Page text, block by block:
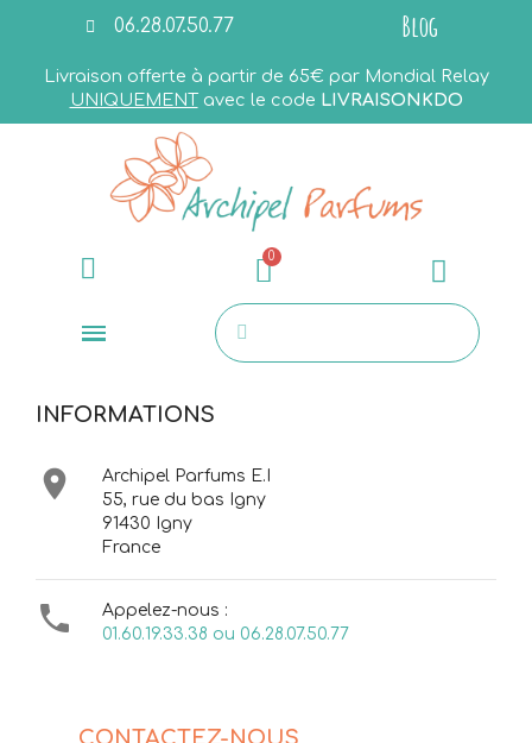
06.28.07.50.77 Blog
Livraison offerte à partir de 65€ par Mondial Relay
UNIQUEMENTavec le code LIVRAISONKDO
INFORMATIONS

Archipel Parfums E.I
55, rue du bas Igny
91430 Igny
France

Appelez-nous :
01.60.19.33.38 ou 06.28.07.50.77